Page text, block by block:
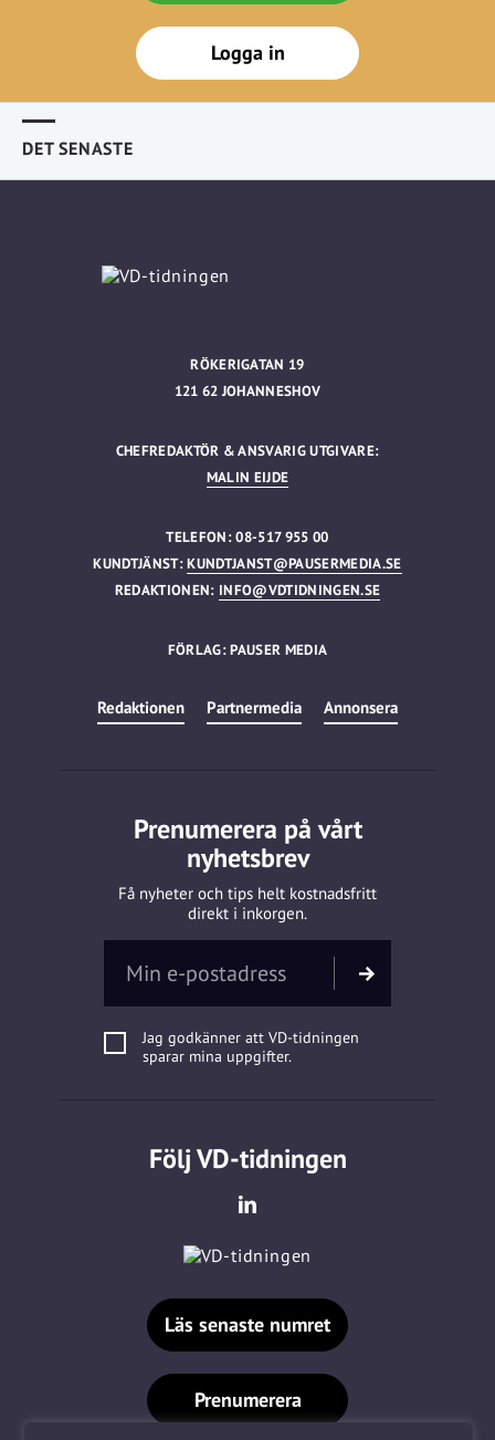
Logga in
DET SENASTE
RÖKERIGATAN 19
121 62 JOHANNESHOV
CHEFREDAKTÖR & ANSVARIG UTGIVARE:
MALIN EIJDE
TELEFON: 08-517 955 00
KUNDTJÄNST:KUNDTJANST@PAUSERMEDIA.SE
REDAKTIONEN: INFO@VDTIDNINGEN.SE
FÖRLAG: PAUSER MEDIA
Redaktionen Partnermedia Annonsera
Prenumerera på vårt
nyhetsbrev
Få nyheter och tips helt kostnadsfritt
direkt i inkorgen.
Jag godkänner att VD-tidningen
sparar mina uppgifter.
Följ VD-tidningen
Läs senaste numret
Prenumerera